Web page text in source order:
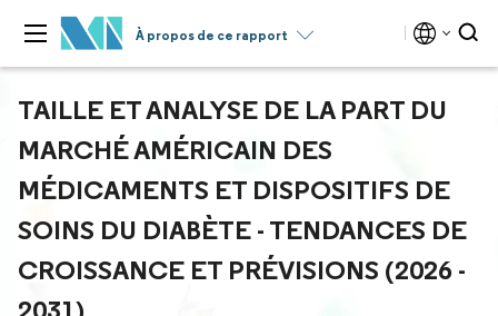
À propos de ce rapport
TAILLE ET ANALYSE DE LA PART DU
MARCHÉ AMÉRICAIN DES
MÉDICAMENTS ET DISPOSITIFS DE
SOINS DU DIABÈTE - TENDANCES DE
CROISSANCE ET PRÉVISIONS (2026 -
2031)